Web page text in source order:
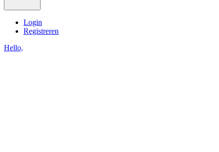
Login
Registreren
Hello,